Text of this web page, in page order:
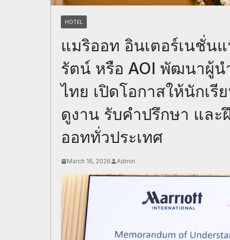
HOTEL
แมริออท อินเตอร์เนชั่น
รัตน์ หรือ AOI พัฒนาผู้น
ไทย เปิดโอกาสให้นักเ
ดูงาน รับคำปรึกษา และ
ออททั่วประเทศ
March 16, 2026 Admin